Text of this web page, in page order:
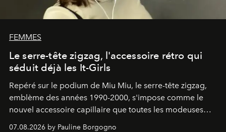
FEMMES
Le serre-tête zigzag, l'accessoire rétro qui
séduit déjà les It-Girls
Repéré sur le podium de Miu Miu, le serre-tête zigzag,
emblème des années 1990-2000, s'impose comme le
nouvel accessoire capillaire que toutes les modeuses
07.08.2026 by Pauline Borgogno